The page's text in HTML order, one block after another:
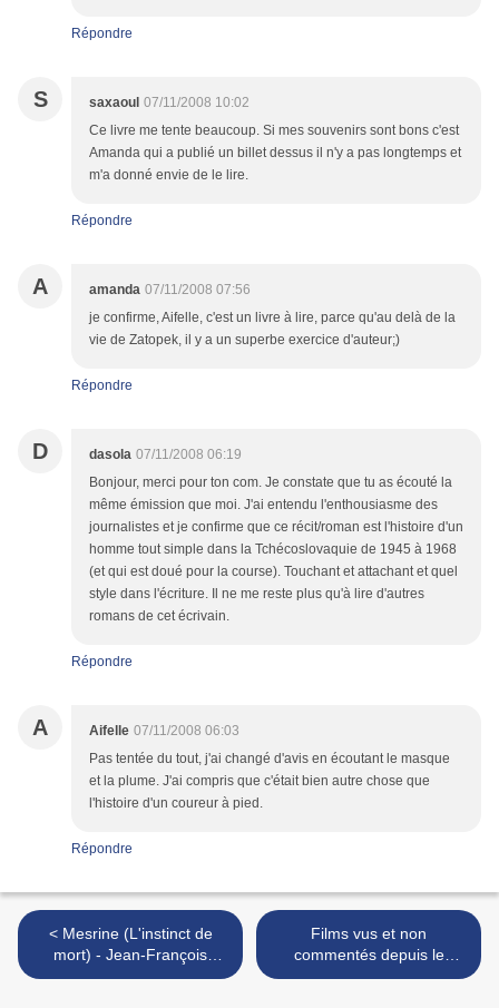
Répondre
S saxaoul 07/11/2008 10:02
Ce livre me tente beaucoup. Si mes souvenirs sont bons c'est
Amanda qui a publié un billet dessus il n'y a pas longtemps et
m'a donné envie de le lire.
Répondre
A amanda 07/11/2008 07:56
je confirme, Aifelle, c'est un livre à lire, parce qu'au delà de la
vie de Zatopek, il y a un superbe exercice d'auteur;)
Répondre
D dasola 07/11/2008 06:19
Bonjour, merci pour ton com. Je constate que tu as écouté la
même émission que moi. J'ai entendu l'enthousiasme des
journalistes et je confirme que ce récit/roman est l'histoire d'un
homme tout simple dans la Tchécoslovaquie de 1945 à 1968
(et qui est doué pour la course). Touchant et attachant et quel
style dans l'écriture. Il ne me reste plus qu'à lire d'autres
romans de cet écrivain.
Répondre
A Aifelle 07/11/2008 06:03
Pas tentée du tout, j'ai changé d'avis en écoutant le masque
et la plume. J'ai compris que c'était bien autre chose que
l'histoire d'un coureur à pied.
Répondre
< Mesrine (L'instinct de
mort) - Jean-François
Richet
Films vus et non
commentés depuis le
05/10/2008 (fin) >